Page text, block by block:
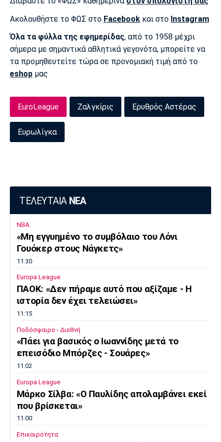
Ακολουθήστε το ΦΩΣ στο Facebook και στο Instagram
Όλα τα φύλλα της εφημερίδας, από το 1958 μέχρι
σήμερα με σημαντικά αθλητικά γεγονότα, μπορείτε να
τα προμηθευτείτε τώρα σε προνομιακή τιμή από το
eshop μας
EuroLeague Ζαλγκίρις Ερυθρός Αστέρας
Ευρωλίγκα
ΤΕΛΕΥΤΑΙΑ ΝΕΑ
NBA
«Μη εγγυημένο το συμβόλαιο του Λόνι
Γουόκερ στους Νάγκετς»
11:30
Europa League
ΠΑΟΚ: «Δεν πήραμε αυτό που αξίζαμε - Η
ιστορία δεν έχει τελειώσει»
11:15
Ποδόσφαιρο - Διεθνή
«Πάει για βασικός ο Ιωαννίδης μετά το
επεισόδιο Μπόρζες - Σουάρες»
11:02
Europa League
Μάρκο Σίλβα: «Ο Παυλίδης απολαμβάνει εκεί
που βρίσκεται»
11:00
Επικαιρότητα